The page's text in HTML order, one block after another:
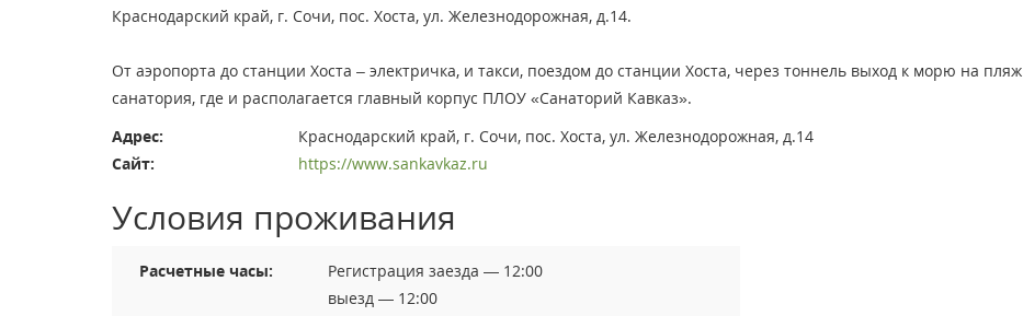
Краснодарский край, г. Сочи, пос. Хоста, ул. Железнодорожная, д.14.
От аэропорта до станции Хоста – электричка, и такси, поездом до станции Хоста, через тоннель выход к морю на пляж
санатория, где и располагается главный корпус ПЛОУ «Санаторий Кавказ».
Адрес:
Краснодарский край, г. Сочи, пос. Хоста, ул. Железнодорожная, д.14
Сайт:
https://www.sankavkaz.ru
Условия проживания
Расчетные часы:
Регистрация заезда — 12:00
выезд — 12:00